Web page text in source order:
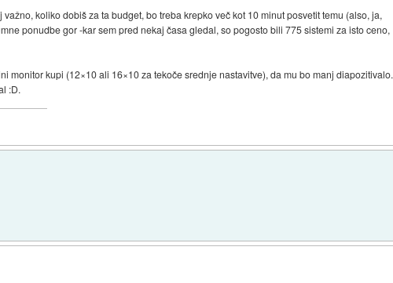
koliko dobiš za ta budget, bo treba krepko več kot 10 minut posvetit temu (also, ja,
ponudbe gor -kar sem pred nekaj časa gledal, so pogosto bili 775 sistemi za isto ceno,
monitor kupi (12×10 ali 16×10 za tekoče srednje nastavitve), da mu bo manj diapozitivalo.
:D.